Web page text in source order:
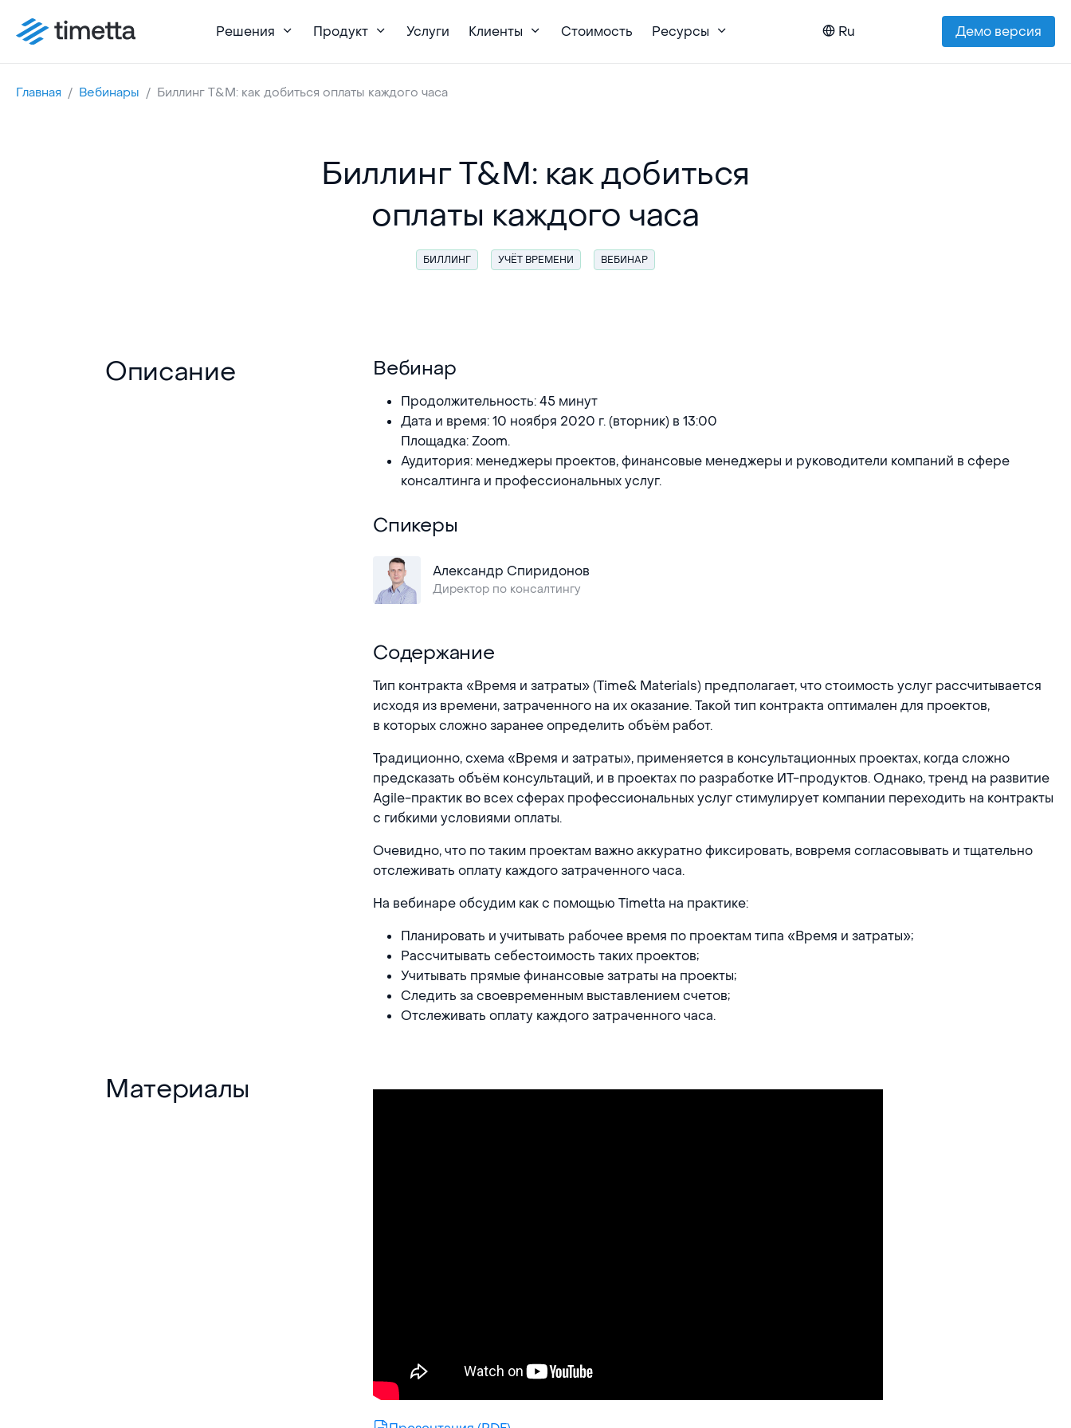
Решения Продукт Услуги Клиенты Стоимость Ресурсы Ru Демо версия
Главная Вебинары Биллинг T&M: как добиться оплаты каждого часа
Биллинг T&M: как добиться
оплаты каждого часа
БИЛЛИНГ УЧЁТ ВРЕМЕНИ ВЕБИНАР
Описание Вебинар
Продолжительность: 45 минут
Дата и время: 10 ноября 2020 г. (вторник) в 13:00
Площадка: Zoom.
Аудитория: менеджеры проектов, финансовые менеджеры и руководители компаний в сфере
консалтинга и профессиональных услуг.
Спикеры
Александр Спиридонов
Директор по консалтингу
Содержание
Тип контракта «Время и затраты» (Time& Materials) предполагает, что стоимость услуг рассчитывается
исходя из времени, затраченного на их оказание. Такой тип контракта оптимален для проектов,
в которых сложно заранее определить объём работ.
Традиционно, схема «Время и затраты», применяется в консультационных проектах, когда сложно
предсказать объём консультаций, и в проектах по разработке ИТ-продуктов. Однако, тренд на развитие
Agile-практик во всех сферах профессиональных услуг стимулирует компании переходить на контракты
с гибкими условиями оплаты.
Очевидно, что по таким проектам важно аккуратно фиксировать, вовремя согласовывать и тщательно
отслеживать оплату каждого затраченного часа.
На вебинаре обсудим как с помощью Timetta на практике:
Планировать и учитывать рабочее время по проектам типа «Время и затраты»;
Рассчитывать себестоимость таких проектов;
Учитывать прямые финансовые затраты на проекты;
Следить за своевременным выставлением счетов;
Отслеживать оплату каждого затраченного часа.
Материалы